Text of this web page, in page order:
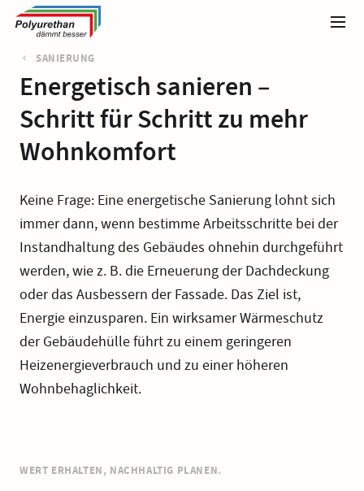
SANIERUNG
Energetisch sanieren –
Schritt für Schritt zu mehr
Wohnkomfort
Keine Frage: Eine energetische Sanierung lohnt sich
immer dann, wenn bestimme Arbeitsschritte bei der
Instandhaltung des Gebäudes ohnehin durchgeführt
werden, wie z. B. die Erneuerung der Dachdeckung
oder das Ausbessern der Fassade. Das Ziel ist,
Energie einzusparen. Ein wirksamer Wärmeschutz
der Gebäudehülle führt zu einem geringeren
Heizenergieverbrauch und zu einer höheren
Wohnbehaglichkeit.
WERT ERHALTEN, NACHHALTIG PLANEN.